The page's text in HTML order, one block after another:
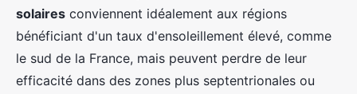
solaires conviennent idéalement aux régions
bénéficiant d'un taux d'ensoleillement élevé, comme
le sud de la France, mais peuvent perdre de leur
efficacité dans des zones plus septentrionales ou